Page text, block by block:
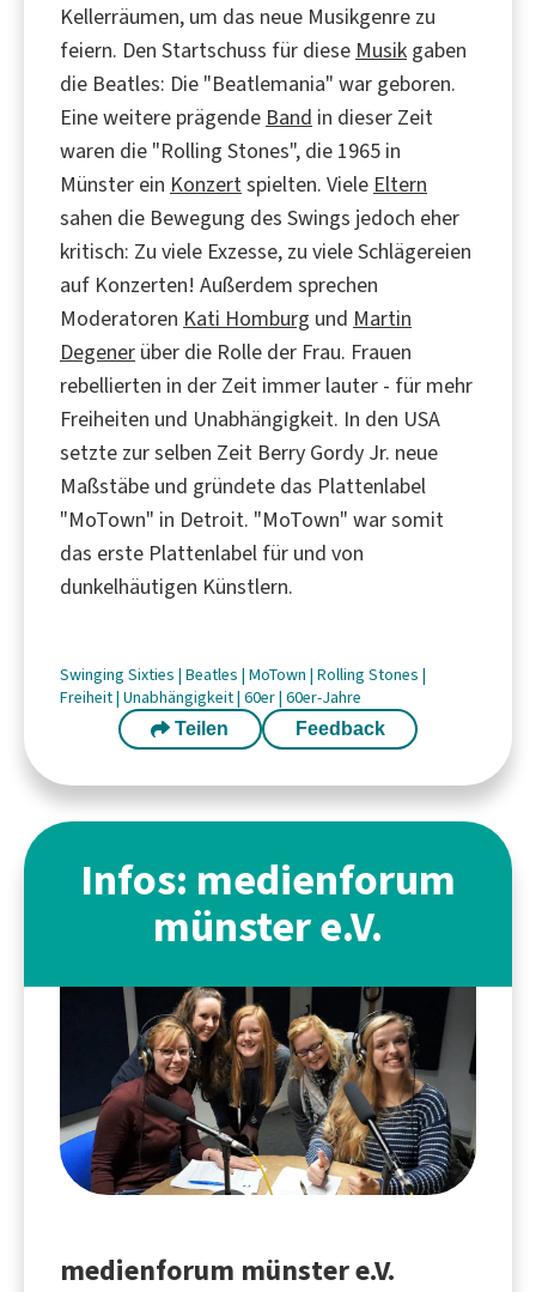
Kellerräumen, um das neue Musikgenre zu
feiern. Den Startschuss für diese Musik gaben
die Beatles: Die "Beatlemania" war geboren.
Eine weitere prägende Band in dieser Zeit
waren die "Rolling Stones", die 1965 in
Münster ein Konzertspielten. Viele Eltern
sahen die Bewegung des Swings jedoch eher
kritisch: Zu viele Exzesse, zu viele Schlägereien
auf Konzerten! Außerdem sprechen
Moderatoren Kati Homburg und Martin
Degener über die Rolle der Frau. Frauen
rebellierten in der Zeit immer lauter - für mehr
Freiheiten und Unabhängigkeit. In den USA
setzte zur selben Zeit Berry Gordy Jr. neue
Maßstäbe und gründete das Plattenlabel
"MoTown" in Detroit. "MoTown" war somit
das erste Plattenlabel für und von
dunkelhäutigen Künstlern.
Swinging Sixties | Beatles | MoTown | Rolling Stones |
Freiheit| Unabhängigkeit| 60er| 60er-Jahre
Teilen Feedback
Infos: medienforum
münster e.V.
medienforum münster e.V.